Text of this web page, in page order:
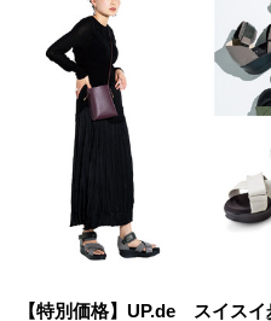
【特別価格】UP.de スイス